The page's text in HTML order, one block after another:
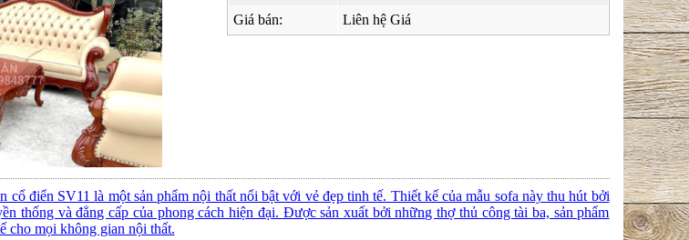
Giá bán:
Liên hệ Giá
điển SV11 là một sản phẩm nội thất nổi bật với vẻ đẹp tinh tế. Thiết kế của mẫu sofa này thu hút bởi
thống và đẳng cấp của phong cách hiện đại. Được sản xuất bởi những thợ thủ công tài ba, sản phẩm
cho mọi không gian nội thất.